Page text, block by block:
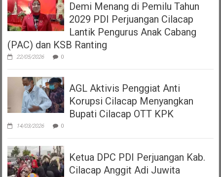
Demi Menang di Pemilu Tahun
2029 PDI Perjuangan Cilacap
Lantik Pengurus Anak Cabang
(PAC) dan KSB Ranting
22/05/2026 0
AGL Aktivis Penggiat Anti
Korupsi Cilacap Menyangkan
Bupati Cilacap OTT KPK
14/03/2026 0
Ketua DPC PDI Perjuangan Kab.
Cilacap Anggit Adi Juwita